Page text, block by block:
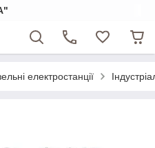
електростанції